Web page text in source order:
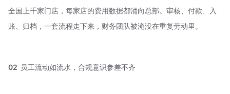
全国上千家门店，每家店的费用数据都涌向总部。审核、付款、入
账、归档，一套流程走下来，财务团队被淹没在重复劳动里。
02 员工流动如流水，合规意识参差不齐